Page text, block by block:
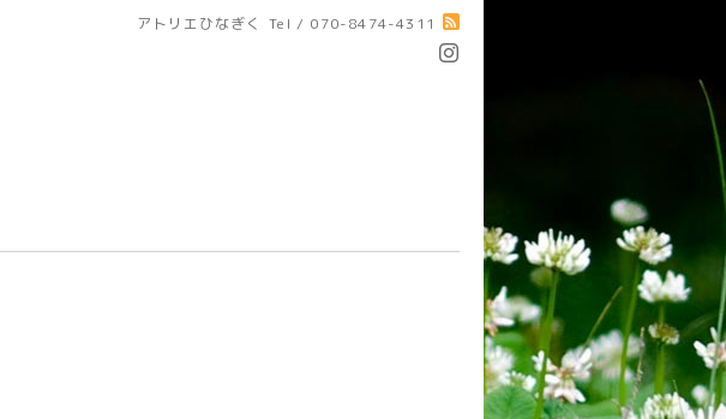
アトリエひなぎく Tel / 070-8474-4311